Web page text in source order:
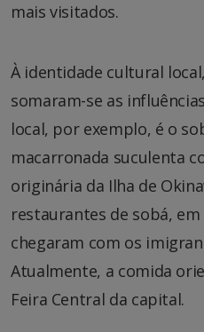
mais visitados.
À identidade cultural
somaram-se as
local, por exemplo, é o
macarronada suculenta
originária da Ilha de
restaurantes de sobá, em
chegaram com os
Atualmente, a comida
Feira Central da capital.